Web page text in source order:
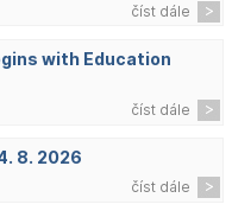
číst dále
with Education
číst dále
8. 2026
číst dále